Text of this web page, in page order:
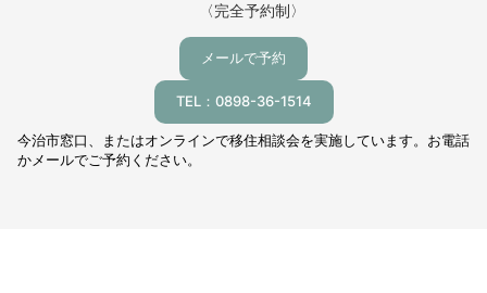
〈完全予約制〉
メールで予約
TEL：0898-36-1514
今治市窓口、またはオンラインで移住相談会を実施しています。お電話
かメールでご予約ください。